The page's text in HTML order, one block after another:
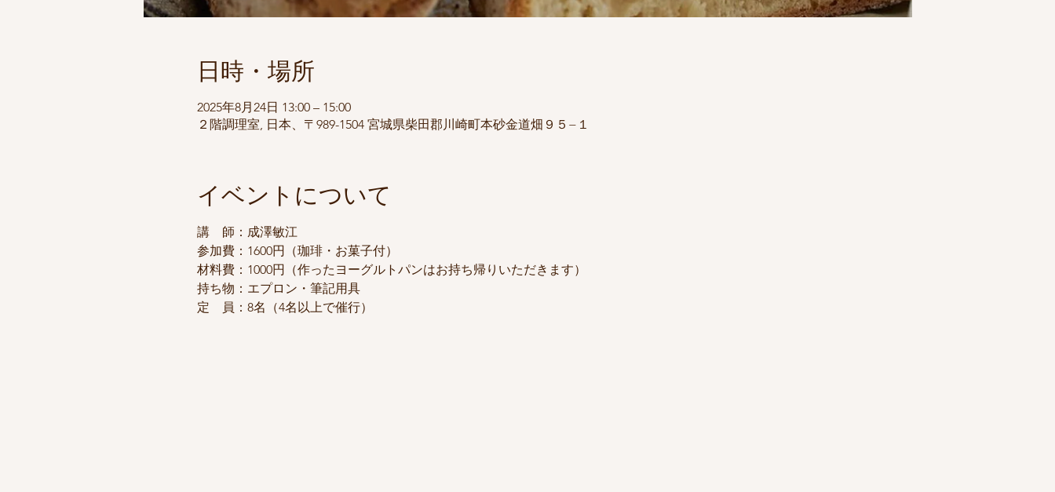
日時・場所
2025年8月24日 13:00 – 15:00
２階調理室, 日本、〒989-1504 宮城県柴田郡川崎町本砂金道畑９５−１
イベントについて
講　師：成澤敏江
参加費：1600円（珈琲・お菓子付）
材料費：1000円（作ったヨーグルトパンはお持ち帰りいただきます）
持ち物：エプロン・筆記用具
定　員：8名（4名以上で催行）